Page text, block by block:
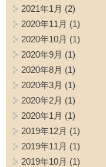
2021年1月 (2)
2020年11月 (1)
2020年10月 (1)
2020年9月 (1)
2020年8月 (1)
2020年3月 (1)
2020年2月 (1)
2020年1月 (1)
2019年12月 (1)
2019年11月 (1)
2019年10月 (1)